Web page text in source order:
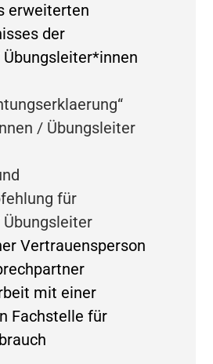
erweiterten
der
/ Übungsleiter
für
Vertrauensperson
mit einer
Fachstelle für